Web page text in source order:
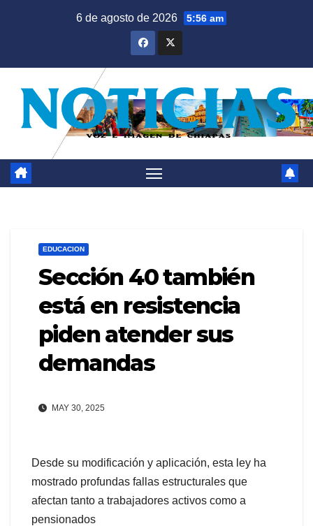
6 de agosto de 2026 5:56 am
EDUCACION
Sección 40 también
está en resistencia
piden atender sus
demandas
MAY 30, 2025
Desde su modificación y aplicación, esta ley ha
mostrado profundas fallas estructurales que
afectan tanto a trabajadores activos como a
pensionados